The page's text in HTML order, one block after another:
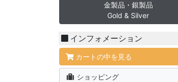
金製品・銀製品
Gold & Silver
インフォメーション
カートの中を見る
ショッピング